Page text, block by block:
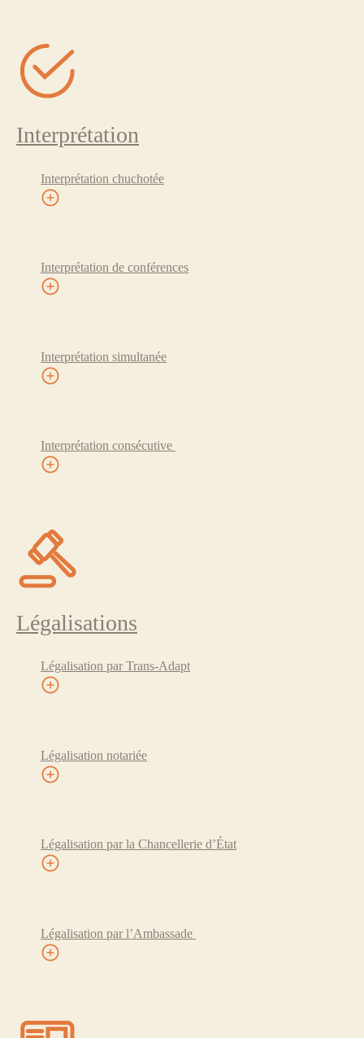
Interprétation
Interprétation chuchotée
Interprétation de conférences
Interprétation simultanée
Interprétation consécutive
Légalisations
Légalisation par Trans-Adapt
Légalisation notariée
Légalisation par la Chancellerie d’État
Légalisation par l’Ambassade